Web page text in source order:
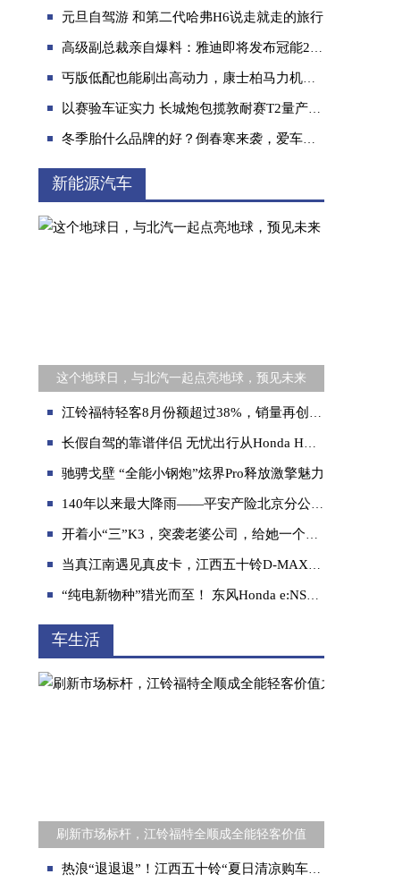
元旦自驾游 和第二代哈弗H6说走就走的旅行
高级副总裁亲自爆料：雅迪即将发布冠能2.0系列新品
丐版低配也能刷出高动力，康士柏马力机为动力而生
以赛验车证实力 长城炮包揽敦耐赛T2量产组冠亚军 V6火炮将于9月23日上市交付
冬季胎什么品牌的好？倒春寒来袭，爱车的“保暖工程”不能停！
新能源汽车
这个地球日，与北汽一起点亮地球，预见未来
江铃福特轻客8月份额超过38%，销量再创新高的中国轻客领军者
长假自驾的靠谱伴侣 无忧出行从Honda HR-V开始
驰骋戈壁 “全能小钢炮”炫界Pro释放激擎魅力
140年以来最大降雨——平安产险北京分公司推出理赔服务承诺，保障先行逆水冲锋
开着小“三”K3，突袭老婆公司，给她一个惊喜
当真江南遇见真皮卡，江西五十铃D-MAX，美学与粗旷皆可兼得
“纯电新物种”猎光而至！ 东风Honda e:NS2广州车展首发亮相
车生活
刷新市场标杆，江铃福特全顺成全能轻客价值
热浪“退退退”！江西五十铃“夏日清凉购车补贴”上线